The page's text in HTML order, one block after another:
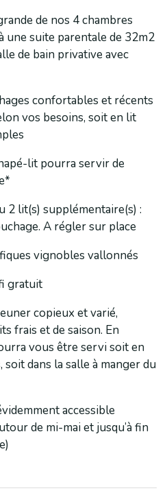
de nos 4 chambres
une suite parentale de 32m2
de bain privative avec
confortables et récents
vos besoins, soit en lit
lit pourra servir de
2 lit(s) supplémentaire(s) :
A régler sur place
vignobles vallonnés
gratuit
copieux et varié,
frais et de saison. En
vous être servi soit en
dans la salle à manger du
accessible
de mi-mai et jusqu’à fin